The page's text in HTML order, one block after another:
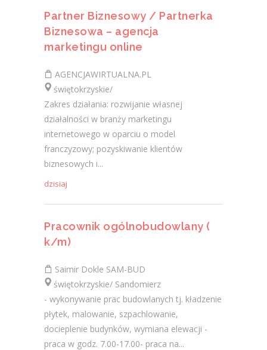
Partner Biznesowy / Partnerka
Biznesowa – agencja
marketingu online
AGENCJAWIRTUALNA.PL
świętokrzyskie/
Zakres działania: rozwijanie własnej
działalności w branży marketingu
internetowego w oparciu o model
franczyzowy; pozyskiwanie klientów
biznesowych i...
dzisiaj
Pracownik ogólnobudowlany (
k/m)
Saimir Dokle SAM-BUD
świętokrzyskie/ Sandomierz
- wykonywanie prac budowlanych tj. kładzenie
płytek, malowanie, szpachlowanie,
docieplenie budynków, wymiana elewacji -
praca w godz. 7.00-17.00- praca na...